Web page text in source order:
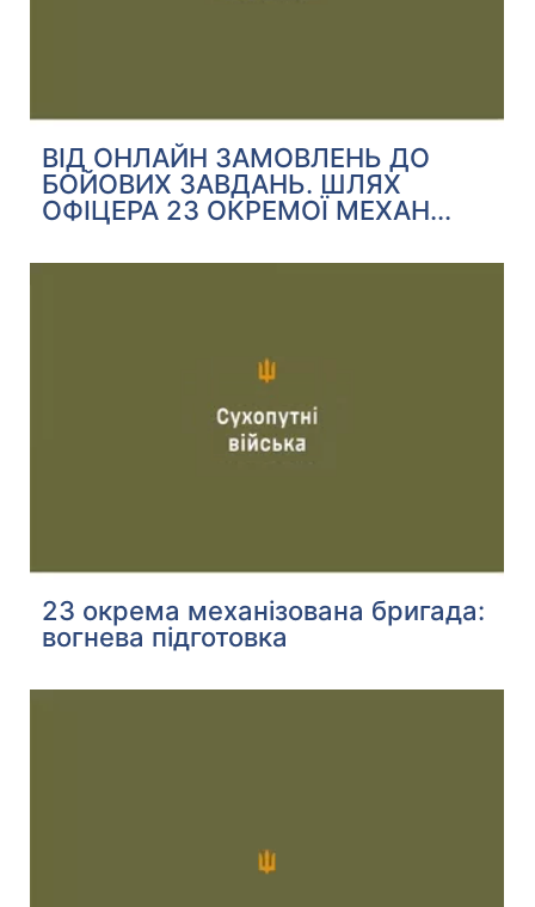
ВІД ОНЛАЙН ЗАМОВЛЕНЬ ДО
БОЙОВИХ ЗАВДАНЬ. ШЛЯХ
ОФІЦЕРА 23 ОКРЕМОЇ МЕХАН...
23 окрема механізована бригада:
вогнева підготовка